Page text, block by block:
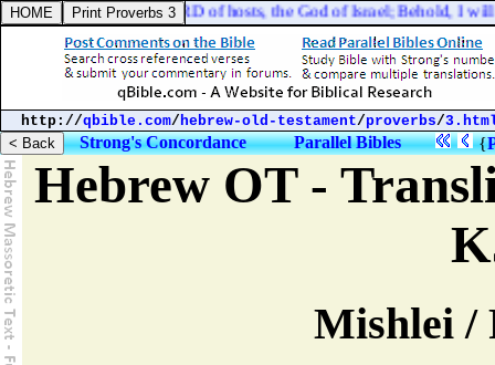
Thus saith the LORD of hosts, the God of Israel; Behold, I will
http://qbible.com/hebrew-old-testament/proverbs/
Strong's Concordance Parallel Bibles {
Hebrew OT -
Mishlei /